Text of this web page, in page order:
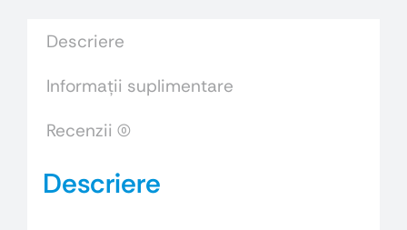
Descriere
Informații suplimentare
Recenzii (0)
Descriere